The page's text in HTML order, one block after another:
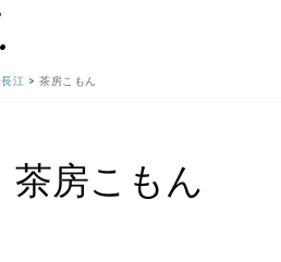
長江 茶房こもん
茶房こもん